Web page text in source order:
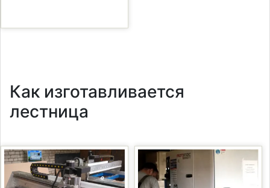
Как изготавливается
лестница